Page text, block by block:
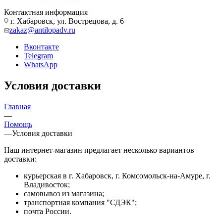
Контактная информация
г. Хабаровск, ул. Вострецова, д. 6
zakaz@antilopadv.ru
Вконтакте
Telegram
WhatsApp
Условия доставки
Главная
—
Помощь
—Условия доставки
Наш интернет-магазин предлагает несколько вариантов
доставки:
курьерская в г. Хабаровск, г. Комсомольск-на-Амуре, г.
Владивосток;
самовывоз из магазина;
транспортная компания "СДЭК";
почта России.